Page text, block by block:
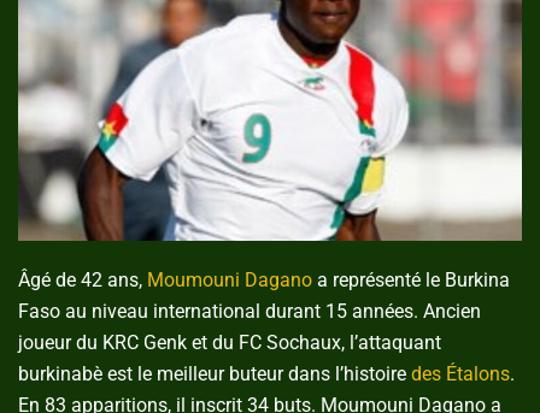
Âgé de 42 ans, Moumouni Dagano a représenté le Burkina
Faso au niveau international durant 15 années. Ancien
joueur du KRC Genk et du FC Sochaux, l’attaquant
burkinabè est le meilleur buteur dans l’histoire des Étalons.
En 83 apparitions, il inscrit 34 buts. Moumouni Dagano a